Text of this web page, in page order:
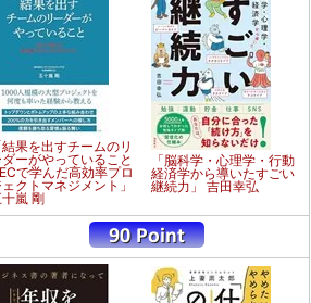
果を出すチームのリ
ーがやっていること
で学んだ高効率プロ
クトマネジメント」
嵐 剛
「脳科学・心理学・行動
経済学から導いたすごい
継続力」 吉田幸弘